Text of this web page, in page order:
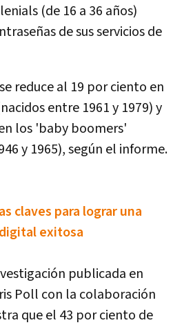
(de 16 a 36 años)
de sus servicios de
reduce al 19 por ciento en
entre 1961 y 1979) y
los 'baby boomers'
y 1965), según el informe.
claves para lograr una
exitosa
publicada en
Poll con la colaboración
que el 43 por ciento de